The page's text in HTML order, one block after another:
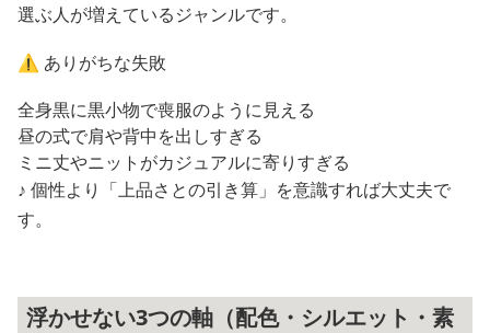
選ぶ人が増えているジャンルです。
⚠️ ありがちな失敗
全身黒に黒小物で喪服のように見える
昼の式で肩や背中を出しすぎる
ミニ丈やニットがカジュアルに寄りすぎる
♪ 個性より「上品さとの引き算」を意識すれば大丈夫で
す。
浮かせない3つの軸（配色・シルエット・素